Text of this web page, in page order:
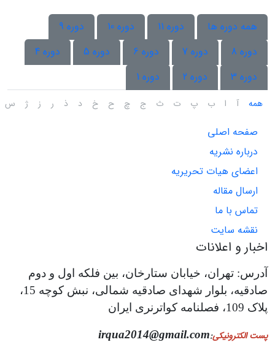
همه دوره ها دوره 11 دوره 10
دوره 9
دوره 8
دوره 7 دوره 6 دوره 5
دوره 4
دوره 3
دوره 2 دوره 1
همه آ ا ب پ ت ث ج چ ح خ د ذ ر ز ژ س
صفحه اصلی
درباره نشریه
اعضای هیات تحریریه
ارسال مقاله
تماس با ما
نقشه سایت
اخبار و اعلانات
آدرس: تهران، خیابان ستارخان، بین فلکه اول و دوم
صادقیه، بلوار شهدای صادقیه شمالی، نبش کوچه 15،
پلاک 109، فصلنامه کواترنری ایران
پست الکترونیکی:
irqua2014@gmail.com